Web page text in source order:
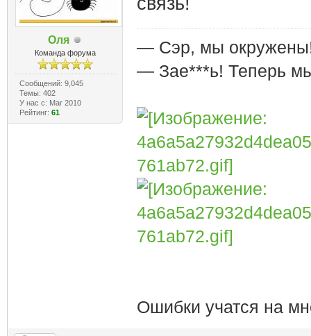
Оля
Команда форума
Сообщений: 9,045
Темы: 402
У нас с: Mar 2010
Рейтинг: 61
— Сэр, мы
— Зае***ь! Теперь
Ошибки учатся на